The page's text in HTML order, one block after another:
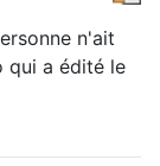
n'ait
qui a édité le